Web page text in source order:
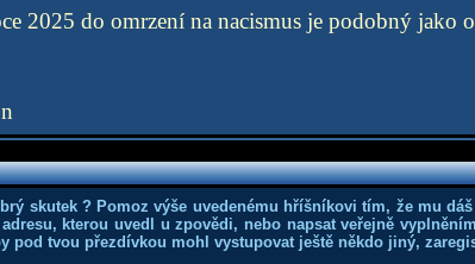
2025 do omrzení na nacismus je podobný jako
skutek ? Pomoz výše uvedenému hříšníkovi tím, že mu
kterou uvedl u zpovědi, nebo napsat veřejně
pod tvou přezdívkou mohl vystupovat ještě někdo jiný,